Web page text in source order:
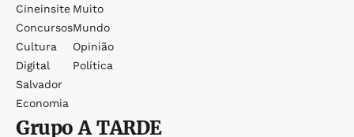
Cineinsite
Concursos
Cultura
Digital
Salvador
Economia
Muito
Mundo
Opinião
Política
GrupoA TARDE